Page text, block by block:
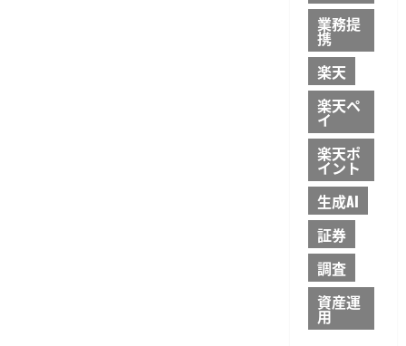
業務提
携
楽天
楽天ペ
イ
楽天ポ
イント
生成AI
証券
調査
資産運
用